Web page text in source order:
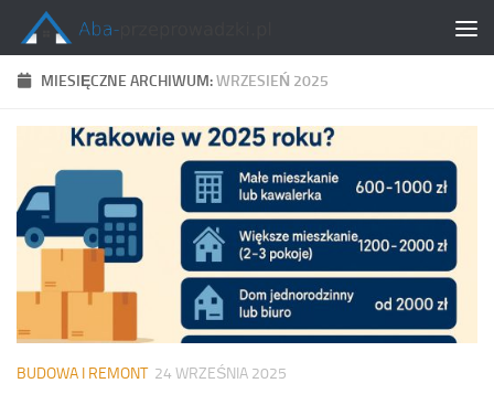
Skip to content
MIESIĘCZNE ARCHIWUM:WRZESIEŃ 2025
BUDOWA I REMONT 24 WRZEŚNIA 2025